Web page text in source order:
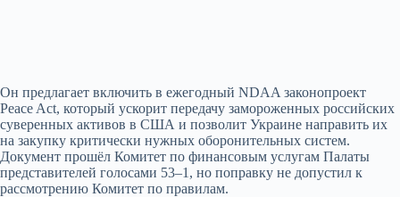
Он предлагает включить в ежегодный NDAA законопроект
Peace Act, который ускорит передачу замороженных российских
суверенных активов в США и позволит Украине направить их
на закупку критически нужных оборонительных систем.
Документ прошёл Комитет по финансовым услугам Палаты
представителей голосами 53–1, но поправку не допустил к
рассмотрению Комитет по правилам.